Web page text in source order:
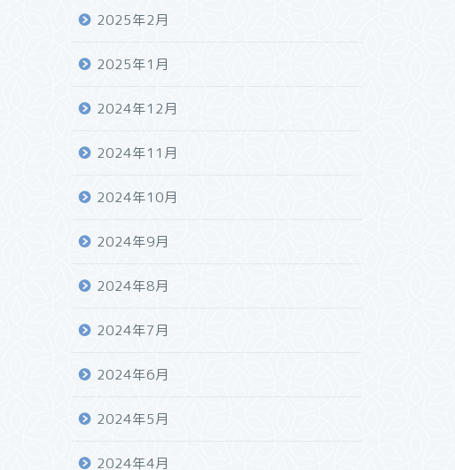
2025年2月
2025年1月
2024年12月
2024年11月
2024年10月
2024年9月
2024年8月
2024年7月
2024年6月
2024年5月
2024年4月